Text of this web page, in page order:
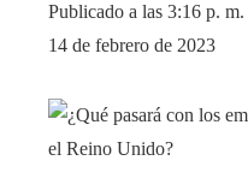
Publicado a las 3:16 p.
14 de febrero de 2023